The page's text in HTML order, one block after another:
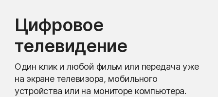
Цифровое
телевидение
Один клик и любой фильм или передача уже
на экране телевизора, мобильного
устройства или на мониторе компьютера.